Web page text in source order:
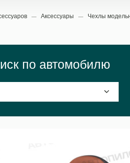
Аксессуары Чехлы
по автомобилю